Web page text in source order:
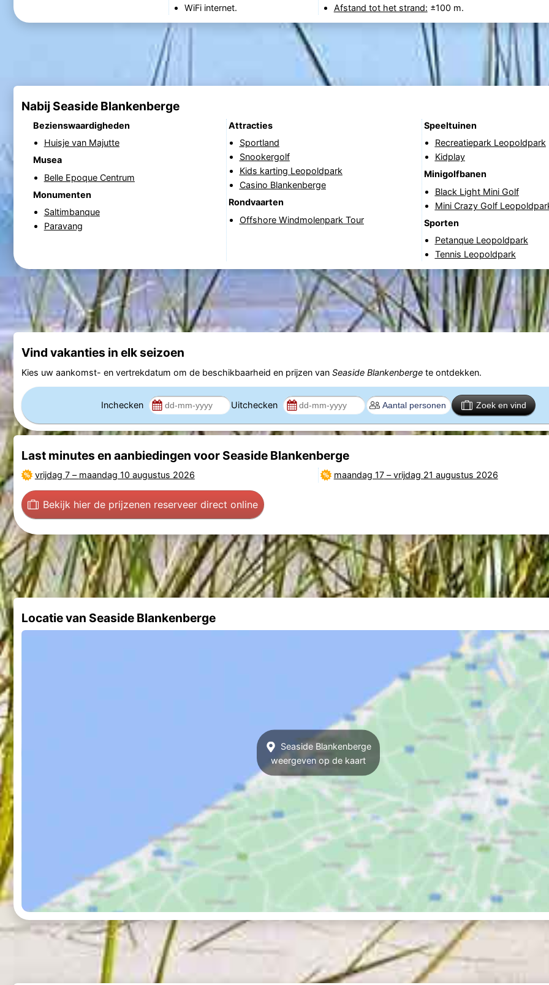
WiFi internet.
Afstand tot het strand: ±100 m.
Nabij Seaside Blankenberge
Bezienswaardigheden
Huisje van Majutte
Musea
Belle Epoque Centrum
Monumenten
Saltimbanque
Paravang
Attracties
Sportland
Snookergolf
Kids karting Leopoldpark
Casino Blankenberge
Rondvaarten
Offshore Windmolenpark Tour
Speeltuinen
Recreatiepark Leopoldpark
Kidplay
Minigolfbanen
Black Light Mini Golf
Mini Crazy Golf
Sporten
Petanque Leopoldpark
Tennis Leopoldpark
Vind vakanties in elk seizoen
Kies uw aankomst- en vertrekdatum om de beschikbaarheid en prijzen van Seaside Blankenbergete ontdekken.
Inchecken Uitchecken Zoek en vind
Last minutes en aanbiedingen voor Seaside Blankenberge
vrijdag 7– maandag 10 augustus 2026 maandag 17–vrijdag 21 augustus 2026
Bekijk hier de prijzenen reserveer direct online
Locatie van Seaside Blankenberge
Seaside Blankenberge
weergeven op de kaart